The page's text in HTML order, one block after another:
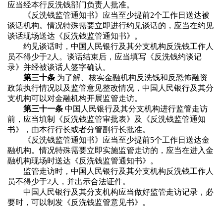
应当经本行反洗钱部门负责人批准。
《反洗钱监管通知书》应当至少提前2个工作日送达被
谈话机构。情况特殊需要立即进行约见谈话的，应当在约见
谈话现场送达《反洗钱监管通知书》。
约见谈话时，中国人民银行及其分支机构反洗钱工作人
员不得少于2人。谈话结束后，应当填写《反洗钱约谈记
录》并经被谈话人签字确认。
第三十条 为了解、核实金融机构反洗钱和反恐怖融资
政策执行情况以及监管意见整改情况，中国人民银行及其分
支机构可以对金融机构开展监管走访。
第三十一条 中国人民银行及其分支机构进行监管走访
前，应当填制《反洗钱监管审批表》及《反洗钱监管通知
书》，由本行行长或者分管副行长批准。
《反洗钱监管通知书》应当至少提前5个工作日送达金
融机构。情况特殊需要立即实施监管走访的，应当在进入金
融机构现场时送达《反洗钱监管通知书》。
监管走访时，中国人民银行及其分支机构反洗钱工作人
员不得少于2人，并出示合法证件。
中国人民银行及其分支机构应当做好监管走访记录，必
要时，可以制发《反洗钱监管意见书》。